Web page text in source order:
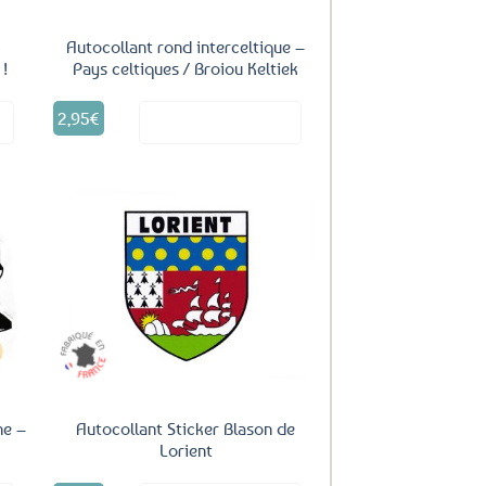
Autocollant rond interceltique –
Pays celtiques / Broiou Keltiek
2,95€
–
Autocollant Sticker Blason de
Lorient